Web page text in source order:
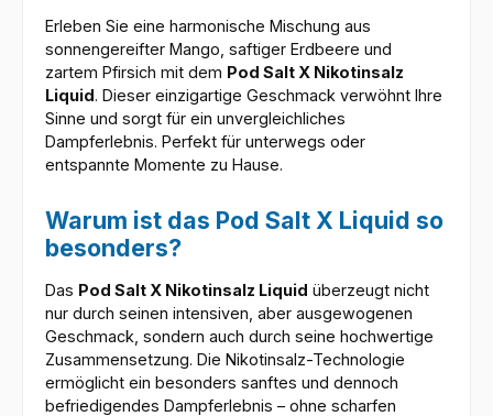
Erleben Sie eine harmonische Mischung aus
sonnengereifter Mango, saftiger Erdbeere und
zartem Pfirsich mit dem Pod Salt X Nikotinsalz
Liquid. Dieser einzigartige Geschmack verwöhnt Ihre
Sinne und sorgt für ein unvergleichliches
Dampferlebnis. Perfekt für unterwegs oder
entspannte Momente zu Hause.
Warum ist das Pod Salt X Liquid so
besonders?
Das Pod Salt X Nikotinsalz Liquid überzeugt nicht
nur durch seinen intensiven, aber ausgewogenen
Geschmack, sondern auch durch seine hochwertige
Zusammensetzung. Die Nikotinsalz-Technologie
ermöglicht ein besonders sanftes und dennoch
befriedigendes Dampferlebnis – ohne scharfen